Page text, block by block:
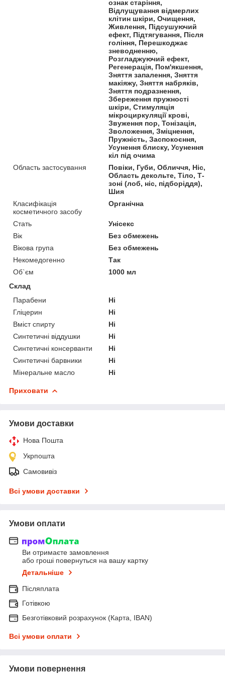
ознак старіння,
Відлущування відмерлих
клітин шкіри, Очищення,
Живлення, Підсушуючий
ефект, Підтягування, Після
гоління, Перешкоджає
зневодненню,
Розгладжуючий ефект,
Регенерація, Пом'якшення,
Зняття запалення, Зняття
макіяжу, Зняття набряків,
Зняття подразнення,
Збереження пружності
шкіри, Стимуляція
мікроциркуляції крові,
Звуження пор, Тонізація,
Зволоження, Зміцнення,
Пружність, Заспокоєння,
Усунення блиску, Усунення
кіл під очима
Область застосування
Повіки, Губи, Обличчя, Ніс,
Область декольте, Тіло, Т-
зоні (лоб, ніс, підборіддя),
Шия
Класифікація
косметичного засобу
Органічна
Стать
Унісекс
Вік
Без обмежень
Вікова група
Без обмежень
Некомедогенно
Так
Об`єм
1000 мл
Склад
Парабени
Ні
Гліцерин
Ні
Вміст спирту
Ні
Синтетичні віддушки
Ні
Синтетичні консерванти
Ні
Синтетичні барвники
Ні
Мінеральне масло
Ні
Приховати
Умови доставки
Нова Пошта
Укрпошта
Самовивіз
Всі умови доставки
Умови оплати
Ви отримаєте замовлення
або гроші повернуться на вашу картку
Детальніше
Післяплата
Готівкою
Безготівковий розрахунок (Карта, IBAN)
Всі умови оплати
Умови повернення